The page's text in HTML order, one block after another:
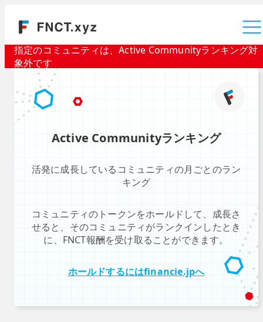
指定のコミュニティは、Active Communityランキング対
象外です
Active Communityランキング
活発に成長しているコミュニティの月ごとのラン
キング
コミュニティのトークンをホールドして、成長さ
せると、そのコミュニティがランクインしたとき
に、FNCT報酬を受け取ることができます。
ホールドするにはfinancie.jpへ